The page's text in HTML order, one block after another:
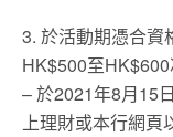
3. 於活動期憑合資
HK$500至
– 於2021年8月15
上理財或本行網頁